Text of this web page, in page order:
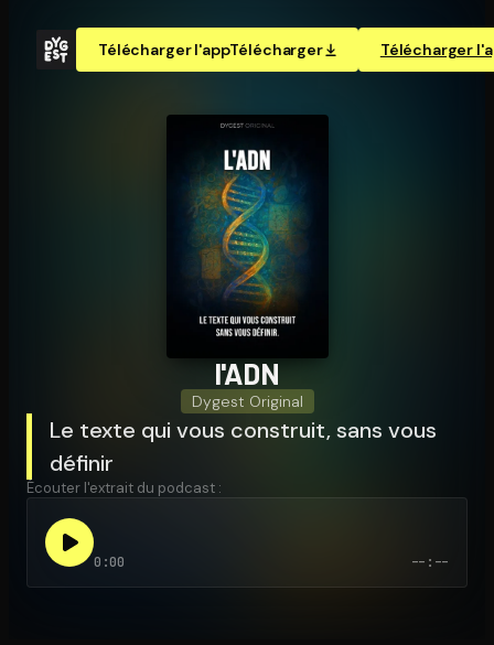
Télécharger l'appTélécharger Télécharger
Ouvre l'app Appareil photo, pointe sur le code. C'est gratuit à
l'ADN
Dygest Original
Le texte qui vous construit, sans vous
définir
Écouter l'extrait du podcast :
0:00 --:--